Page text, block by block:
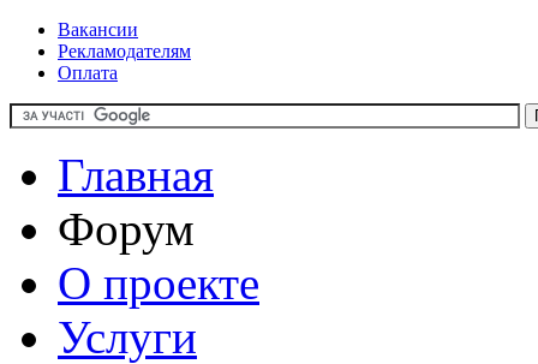
Вакансии
Рекламодателям
Оплата
Главная
Форум
О проекте
Услуги